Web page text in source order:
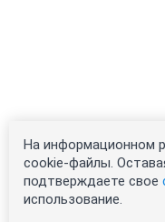
На информационном
cookie-файлы.
подтверждаете свое
использование.